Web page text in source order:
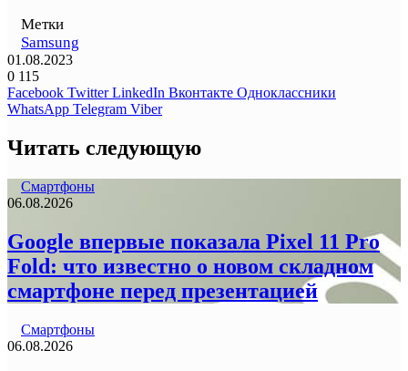
Метки
Samsung
01.08.2023
0 115
Facebook Twitter LinkedIn Вконтакте Одноклассники
WhatsApp Telegram Viber
Читать следующую
Смартфоны
06.08.2026
Google впервые показала Pixel 11 Pro
Fold: что известно о новом складном
смартфоне перед презентацией
Смартфоны
06.08.2026